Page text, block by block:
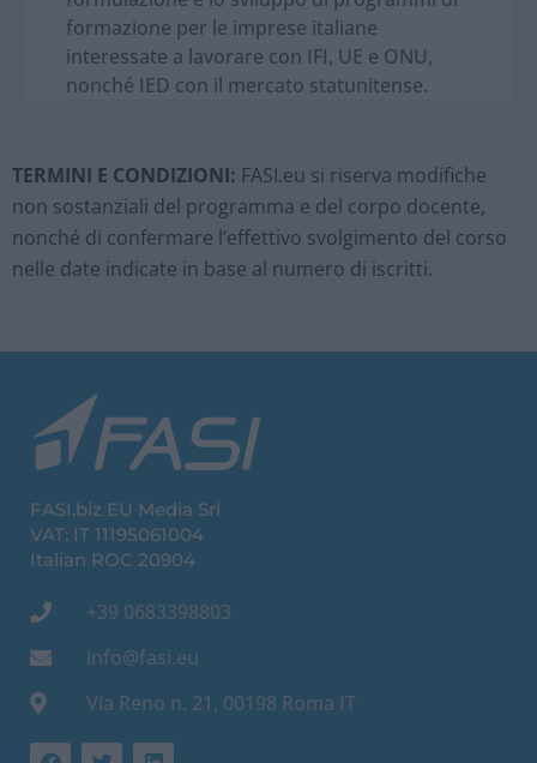
formazione per le imprese italiane
interessate a lavorare con IFI, UE e ONU,
nonché IED con il mercato statunitense.
TERMINI E CONDIZIONI: FASI.eu si riserva modifiche
non sostanziali del programma e del corpo docente,
nonché di confermare l’effettivo svolgimento del corso
nelle date indicate in base al numero di iscritti.
FASI.biz EU Media Srl
VAT: IT 11195061004
Italian ROC 20904
+39 0683398803
info@fasi.eu
Via Reno n. 21, 00198 Roma IT
F
T
L